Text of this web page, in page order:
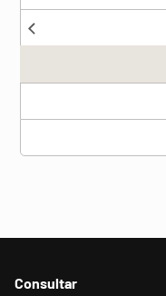
Consultar